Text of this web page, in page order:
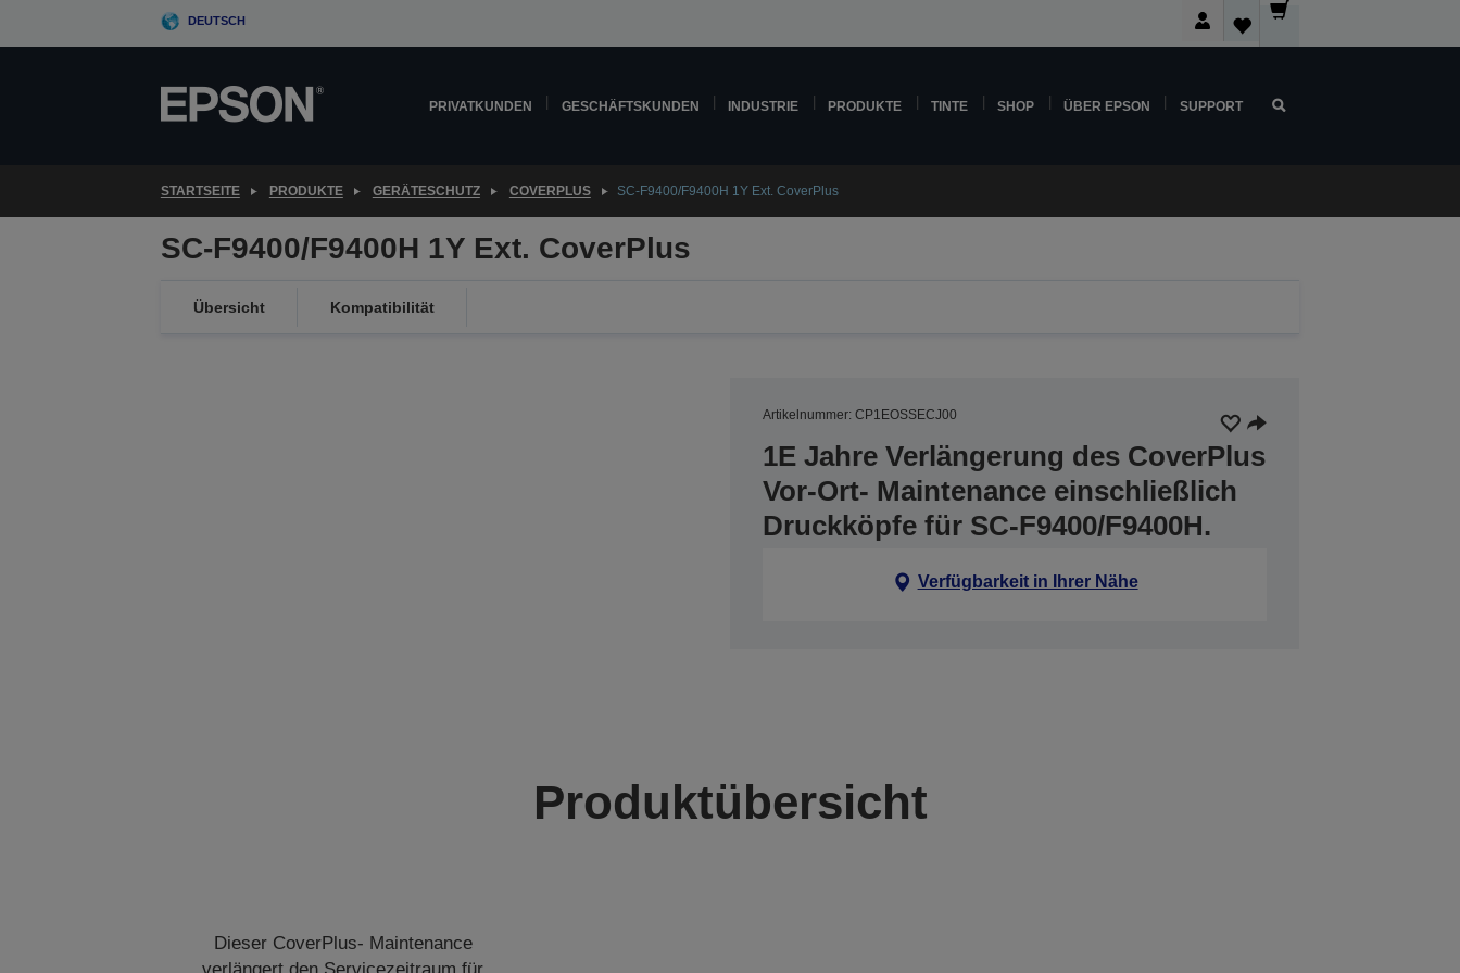
DEUTSCH
PRIVATKUNDEN GESCHÄFTSKUNDEN INDUSTRIE PRODUKTE TINTE SHOP ÜBER EPSON SUPPORT
STARTSEITE PRODUKTE GERÄTESCHUTZ COVERPLUS SC-F9400/F9400H 1Y Ext. CoverPlus
SC-F9400/F9400H 1Y Ext. CoverPlus
Übersicht Kompatibilität
Artikelnummer: CP1EOSSECJ00
1E Jahre Verlängerung des CoverPlus
Vor-Ort- Maintenance einschließlich
Druckköpfe für SC-F9400/F9400H.
Verfügbarkeit in Ihrer Nähe
Produktübersicht
Dieser CoverPlus- Maintenance